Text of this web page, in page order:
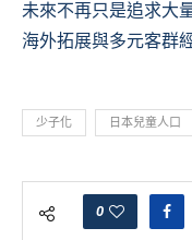
未來不再只是追求大
海外拓展與多元客群
少子化 日本兒童人口
0